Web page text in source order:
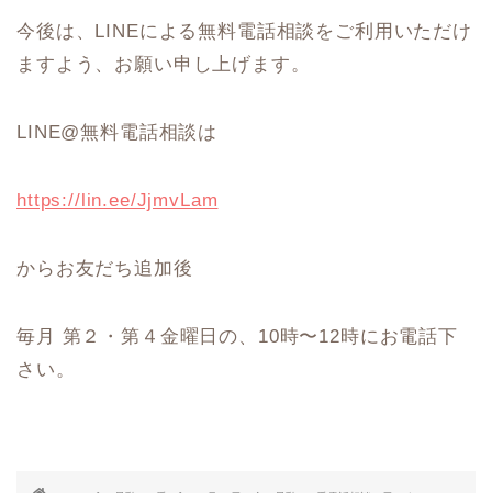
今後は、LINEによる無料電話相談をご利用いただけ
ますよう、お願い申し上げます。
LINE@無料電話相談は
https://lin.ee/JjmvLam
からお友だち追加後
毎月 第２・第４金曜日の、10時〜12時にお電話下
さい。